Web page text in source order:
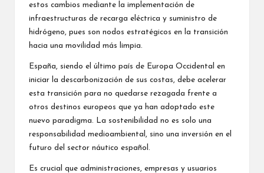
estos cambios mediante la implementación de
infraestructuras de recarga eléctrica y suministro de
hidrógeno, pues son nodos estratégicos en la transición
hacia una movilidad más limpia.
España, siendo el último país de Europa Occidental en
iniciar la descarbonización de sus costas, debe acelerar
esta transición para no quedarse rezagada frente a
otros destinos europeos que ya han adoptado este
nuevo paradigma. La sostenibilidad no es solo una
responsabilidad medioambiental, sino una inversión en el
futuro del sector náutico español.
Es crucial que administraciones, empresas y usuarios